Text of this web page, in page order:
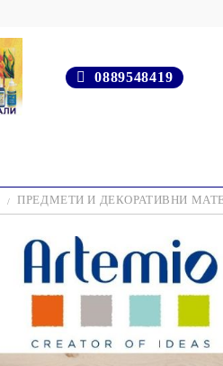
0889548419
ПРЕДМЕТИ И ДЕКОРАТИВНИ